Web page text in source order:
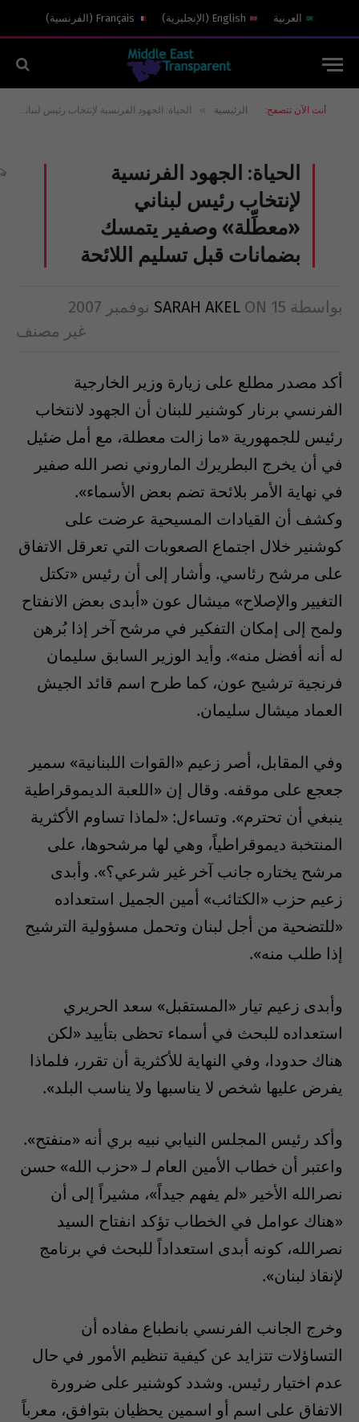
العربية English
( الإنجليزية)
Français
( الفرنسية)
أنت الآن تتصفح: الرئيسية » الحياة: الجهود الفرنسية لإنتخاب رئيس لبناني «معطِّلة» وصفير يتمسك بضمانات قبل تسليم اللائحة
الحياة: الجهود الفرنسية
لإنتخاب رئيس لبناني
«معطِّلة» وصفير يتمسك
بضمانات قبل تسليم اللائحة
بواسطة SARAH AKEL ON 15 نوفمبر 2007
غير مصنف
أكد مصدر مطلع على زيارة وزير الخارجية
الفرنسي برنار كوشنير للبنان أن الجهود لانتخاب
رئيس للجمهورية «ما زالت معطلة، مع أمل ضئيل
في أن يخرج البطريرك الماروني نصر الله صفير
في نهاية الأمر بلائحة تضم بعض الأسماء».
وكشف أن القيادات المسيحية عرضت على
كوشنير خلال اجتماع الصعوبات التي تعرقل الاتفاق
على مرشح رئاسي. وأشار إلى أن رئيس «تكتل
التغيير والإصلاح» ميشال عون «أبدى بعض الانفتاح
ولمح إلى إمكان التفكير في مرشح آخر إذا بُرهن
له أنه أفضل منه». وأيد الوزير السابق سليمان
فرنجية ترشيح عون، كما طرح اسم قائد الجيش
العماد ميشال سليمان.
وفي المقابل، أصر زعيم «القوات اللبنانية» سمير
جعجع على موقفه. وقال إن «اللعبة الديموقراطية
ينبغي أن تحترم». وتساءل: «لماذا تساوم الأكثرية
المنتخبة ديموقراطياً، وهي لها مرشحوها، على
مرشح يختاره جانب آخر غير شرعي؟». وأبدى
زعيم حزب «الكتائب» أمين الجميل استعداده
«للتضحية من أجل لبنان وتحمل مسؤولية الترشيح
إذا طلب منه».
وأبدى زعيم تيار «المستقبل» سعد الحريري
استعداده للبحث في أسماء تحظى بتأييد «لكن
هناك حدودا، وفي النهاية للأكثرية أن تقرر، فلماذا
يفرض عليها شخص لا يناسبها ولا يناسب البلد».
وأكد رئيس المجلس النيابي نبيه بري أنه «منفتح».
واعتبر أن خطاب الأمين العام لـ «حزب الله» حسن
نصرالله الأخير «لم يفهم جيداً»، مشيراً إلى أن
«هناك عوامل في الخطاب تؤكد انفتاح السيد
نصرالله، كونه أبدى استعداداً للبحث في برنامج
لإنقاذ لبنان».
وخرج الجانب الفرنسي بانطباع مفاده أن
التساؤلات تتزايد عن كيفية تنظيم الأمور في حال
عدم اختيار رئيس. وشدد كوشنير على ضرورة
الاتفاق على اسم أو اسمين يحظيان بتوافق، معرباً